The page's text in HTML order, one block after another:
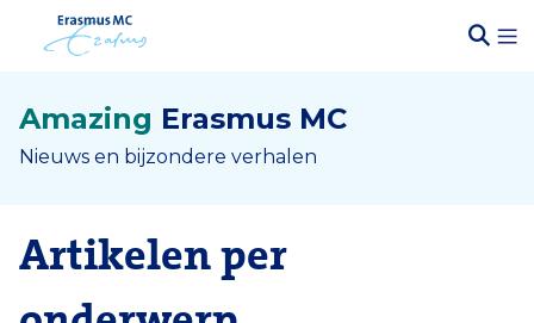
Amazing Erasmus MC
Nieuws en bijzondere verhalen
Artikelen per